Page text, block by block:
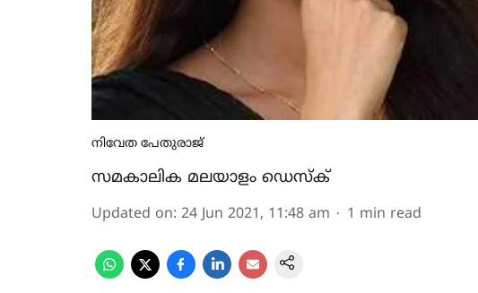
നിവേത പേതുരാജ്
സമകാലിക മലയാളം ഡെസ്ക്
Updated on: 24 Jun 2021, 11:48 am 1 min read